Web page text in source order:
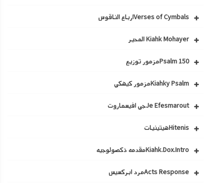
Verses of Cymbalsارباع الناقوس
Kiahk Mohayer المحير
Psalm 150مزمور توزيع
Kiahky Psalmمزمور كيهكي
Je Efesmaroutجي افيسماروت
Hitenisهيتينيات
Kiahk.Dox.Introمقدمه ذكصولوجيه
Acts Responseمرد ابركسيس